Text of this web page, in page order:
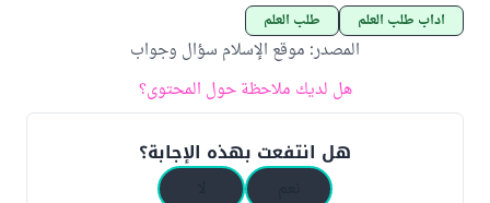
آداب طلب العلم طلب العلم
المصدر: موقع الإسلام سؤال وجواب
هل لديك ملاحظة حول المحتوى؟
هل انتفعت بهذه الإجابة؟